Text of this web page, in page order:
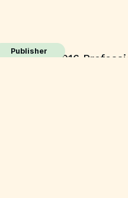
Publisher
MS Office 2016